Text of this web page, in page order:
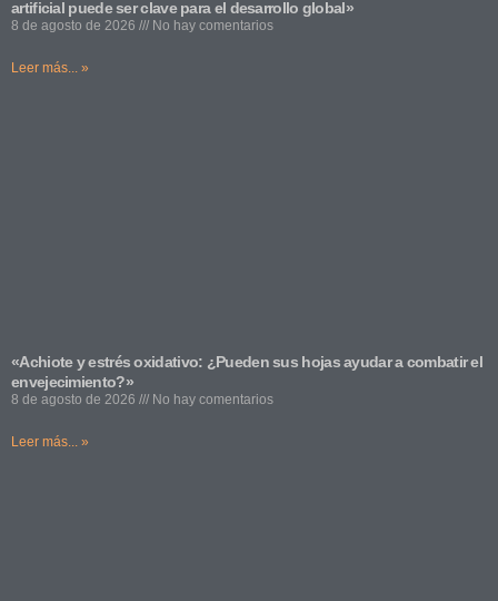
artificial puede ser clave para el desarrollo global»
8 de agosto de 2026 No hay comentarios
Leer más... »
«Achiote y estrés oxidativo: ¿Pueden sus hojas ayudar a combatir el
envejecimiento?»
8 de agosto de 2026 No hay comentarios
Leer más... »